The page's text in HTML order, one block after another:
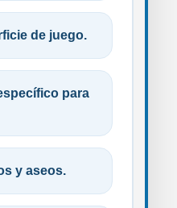
de juego.
para
y aseos.